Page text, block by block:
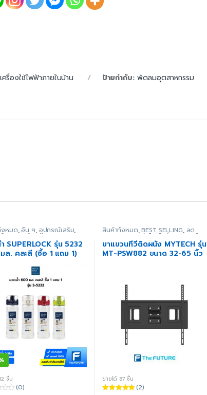
เครื่องใช้ไฟฟ้าภายในบ้าน ป้ายกำกับ: พัดลมอุตสาหกรรม
งหมด,อื่น ๆ, อุปกรณ์เสริม,
เสริมภายในครัว
SUPERLOCK รุ่น 5232
ล. คละสี (ซื้อ 1 แถม 1)
ชิ้น
(0)
สินค้าทั้งหมด,BEST SELLING, ลด
สินค้าโปรโมชั่น อุปกรณ์
เสริม,อุปกรณ์เสริมสำหรับทีวี
ขาแขวนทีวีติดผนัง MYTECH รุ่น
MT-PSW882 ขนาด 32-65 นิ้ว
ขายได้ 87 ชิ้น
(2)